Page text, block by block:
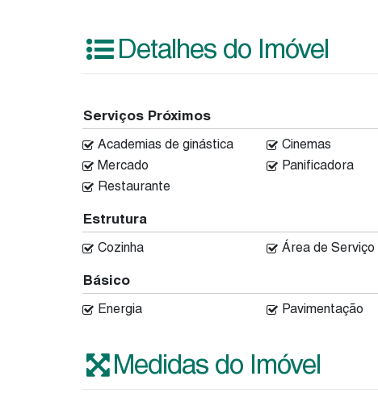
Detalhes do Imóvel
Serviços Próximos
Academias de ginástica Cinemas
Mercado
Panificadora
Restaurante
Estrutura
Cozinha Área de Serviço
Básico
Energia Pavimentação
Medidas do Imóvel